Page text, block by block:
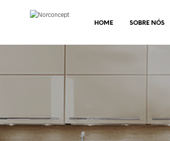
HOME SOBRE NÓS